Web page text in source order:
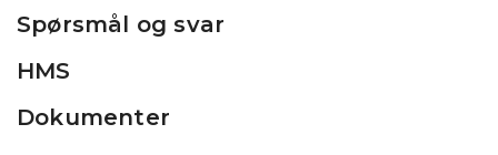
Spørsmål og svar
HMS
Dokumenter